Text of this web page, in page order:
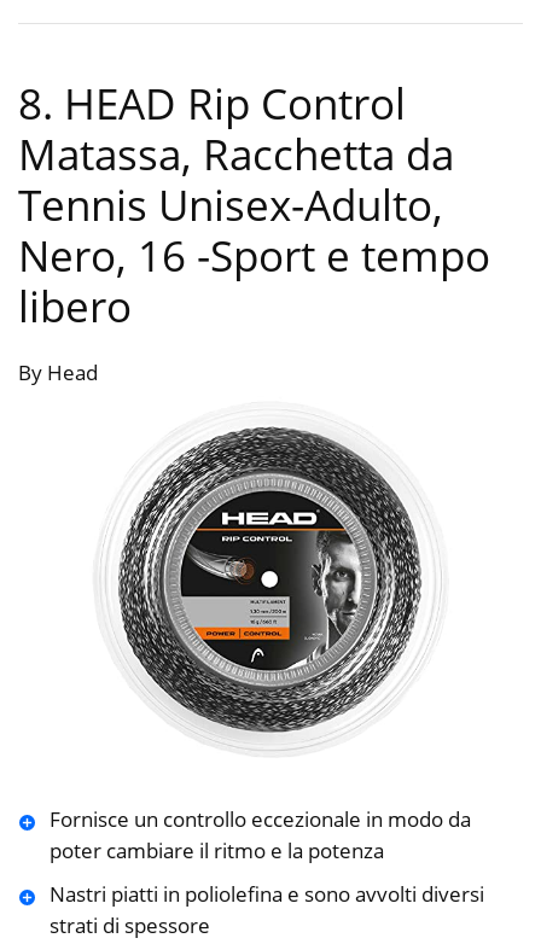
8. HEAD Rip Control
Matassa, Racchetta da
Tennis Unisex-Adulto,
Nero, 16 -Sport e tempo
libero
By Head
Fornisce un controllo eccezionale in modo da
poter cambiare il ritmo e la potenza
Nastri piatti in poliolefina e sono avvolti diversi
strati di spessore